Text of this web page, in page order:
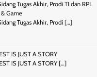
Tugas Akhir, Prodi TI dan RPL
Game
Tugas Akhir, Prodi […]
IS JUST A STORY
IS JUST A STORY […]